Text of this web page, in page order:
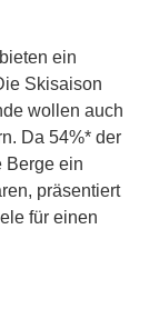
ein
Skisaison
wollen auch
Da 54%* der
Berge ein
präsentiert
für einen